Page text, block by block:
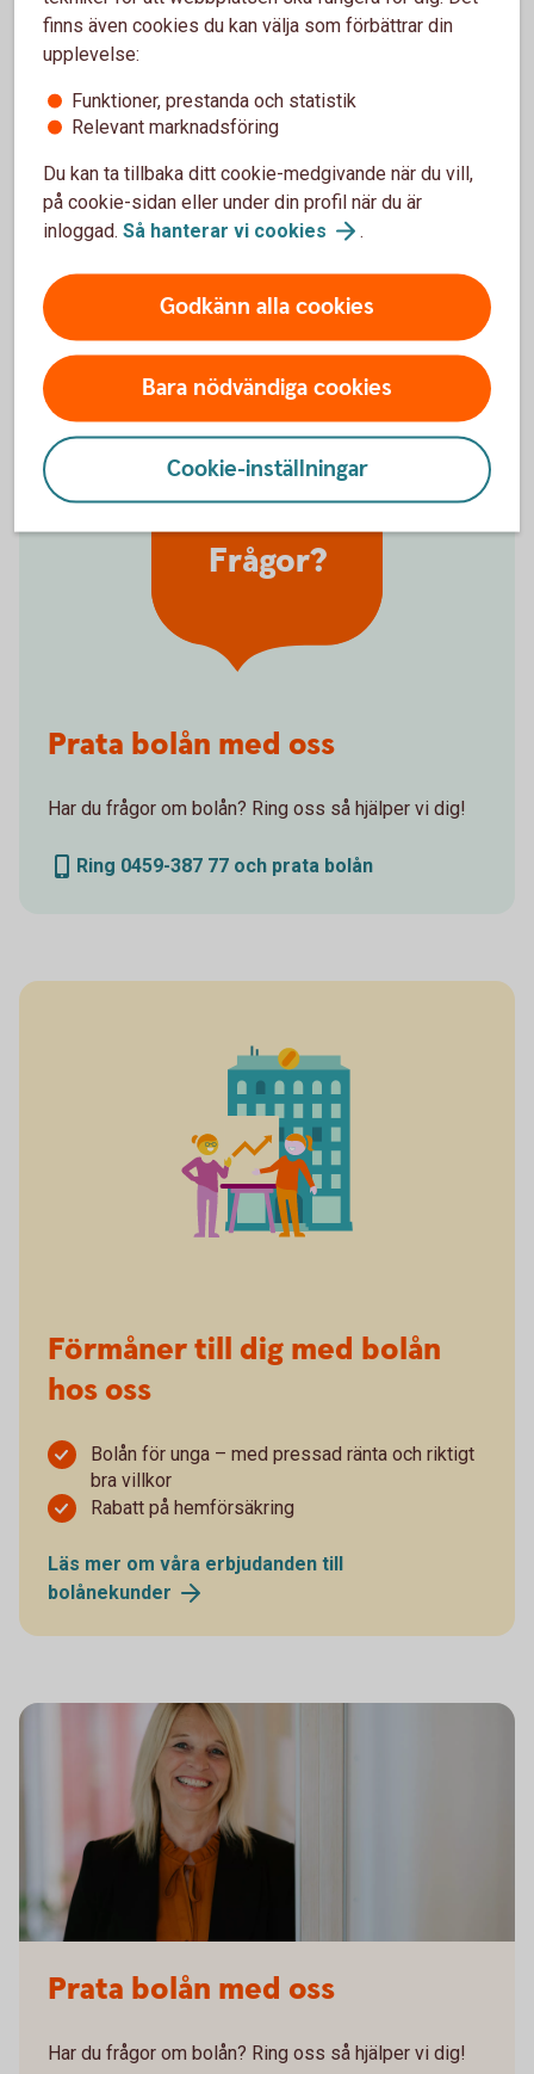
Vanliga frågor om bolåneräntor
Vad är skillnaden mellan listränta och snittränta?
Vad avgör min bolåneränta?
Vad är skillnaden på rörlig och bunden ränta?
Vad betyder bindningstid på bolån?
Vad är effektiv ränta?
Frågor?
Prata bolån med oss
Har du frågor om bolån? Ring oss så hjälper vi dig!
Ring 0459-387 77 och prata bolån
Förmåner till dig med bolån
hos oss
Bolån för unga – med pressad ränta och riktigt
bra villkor
Rabatt på hemförsäkring
Läs mer om våra erbjudanden till
bolånekunder
Prata bolån med oss
Har du frågor om bolån? Ring oss så hjälper vi dig!
finns även cookies du kan välja som förbättrar din
upplevelse:
Funktioner, prestanda och statistik
Relevant marknadsföring
Du kan ta tillbaka ditt cookie-medgivande när du vill,
på cookie-sidan eller under din profil när du är
inloggad. Så hanterar vi cookies .
Godkänn alla cookies
Bara nödvändiga cookies
Cookie-inställningar